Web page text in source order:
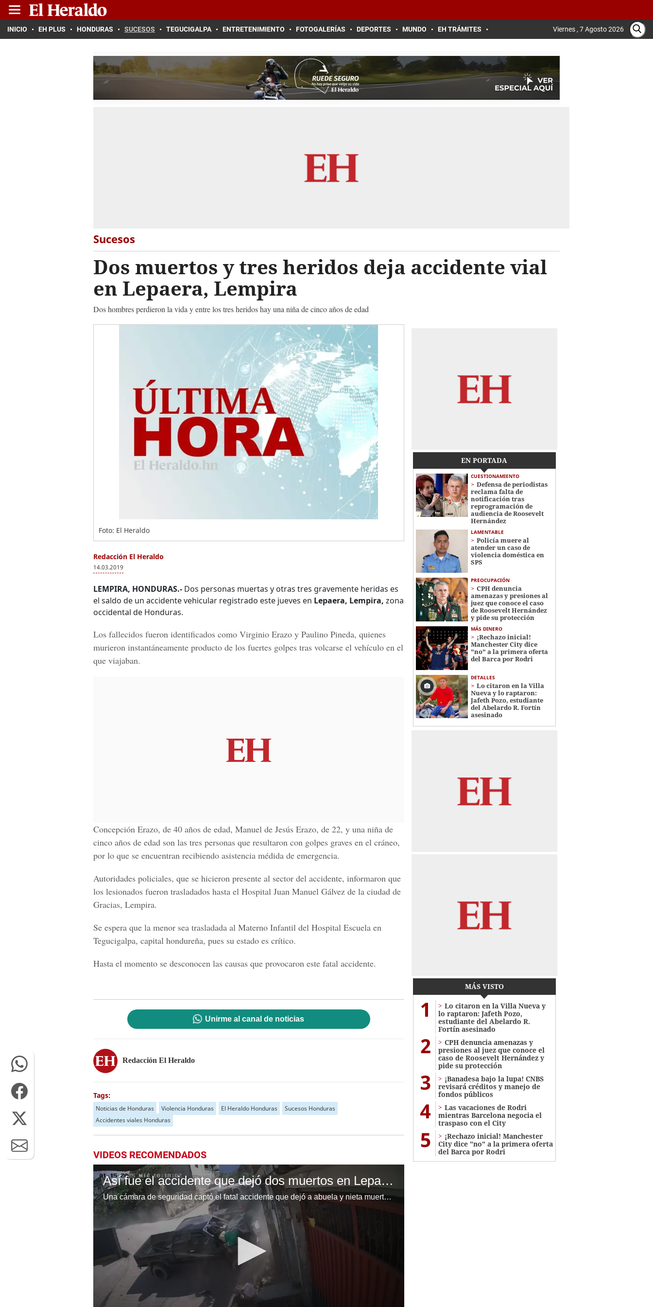
INICIO EH PLUS HONDURAS SUCESOS TEGUCIGALPA ENTRETENIMIENTO FOTOGALERÍAS DEPORTES MUNDO EH TRÁMITES Viernes , 7 Agosto 2026
Sucesos
Dos muertos y tres heridos deja accidente vial
en Lepaera, Lempira
Dos hombres perdieron la vida y entre los tres heridos hay una niña de cinco años de edad
Foto: El Heraldo
Redacción El Heraldo
14.03.2019
LEMPIRA, HONDURAS.- Dos personas muertas y otras tres gravemente heridas es
el saldo de un accidente vehicular registrado este jueves en Lepaera, Lempira, zona
occidental de Honduras.
Los fallecidos fueron identificados como Virginio Erazo y Paulino Pineda, quienes
murieron instantáneamente producto de los fuertes golpes tras volcarse el vehículo en el
que viajaban.
Concepción Erazo, de 40 años de edad, Manuel de Jesús Erazo, de 22, y una niña de
cinco años de edad son las tres personas que resultaron con golpes graves en el cráneo,
por lo que se encuentran recibiendo asistencia médida de emergencia.
Autoridades policiales, que se hicieron presente al sector del accidente, informaron que
los lesionados fueron trasladados hasta el Hospital Juan Manuel Gálvez de la ciudad de
Gracias, Lempira.
Se espera que la menor sea trasladada al Materno Infantil del Hospital Escuela en
Tegucigalpa, capital hondureña, pues su estado es crítico.
Hasta el momento se desconocen las causas que provocaron este fatal accidente.
Unirme al canal de noticias
Redacción El Heraldo
Tags:
Noticias de Honduras Violencia Honduras El Heraldo Honduras
Sucesos Honduras
Accidentes viales Honduras
VIDEOS RECOMENDADOS
Así fue el accidente que dejó dos muertos en Lepaera, Lempira
Una cámara de seguridad captó el fatal accidente que dejó a abuela y nieta muertas en Lepaera, Lempira
EN PORTADA
CUESTIONAMIENTO
Defensa de periodistas
reclama falta de
notificación tras
reprogramación de
audiencia de Roosevelt
Hernández
LAMENTABLE
Policía muere al
atender un caso de
violencia doméstica en
SPS
PREOCUPACIÓN
CPH denuncia
amenazas y presiones al
juez que conoce el caso
de Roosevelt Hernández
y pide su protección
MÁS DINERO
¡Rechazo inicial!
Manchester City dice
"no" a la primera oferta
del Barca por Rodri
DETALLES
Lo citaron en la Villa
Nueva y lo raptaron:
Jafeth Pozo, estudiante
del Abelardo R. Fortín
asesinado
MÁS VISTO
1
Lo citaron en la Villa Nueva y
lo raptaron: Jafeth Pozo,
estudiante del Abelardo R.
Fortín asesinado
2
CPH denuncia amenazas y
presiones al juez que conoce el
caso de Roosevelt Hernández y
pide su protección
3
¡Banadesa bajo la lupa! CNBS
revisará créditos y manejo de
fondos públicos
4
Las vacaciones de Rodri
mientras Barcelona negocia el
traspaso con el City
5
¡Rechazo inicial! Manchester
City dice "no" a la primera oferta
del Barca por Rodri